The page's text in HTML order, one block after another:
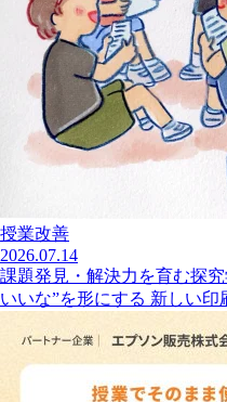
授業改善
2026.07.14
課題発見・解決力を育む探
いいな”を形にする 新しい印